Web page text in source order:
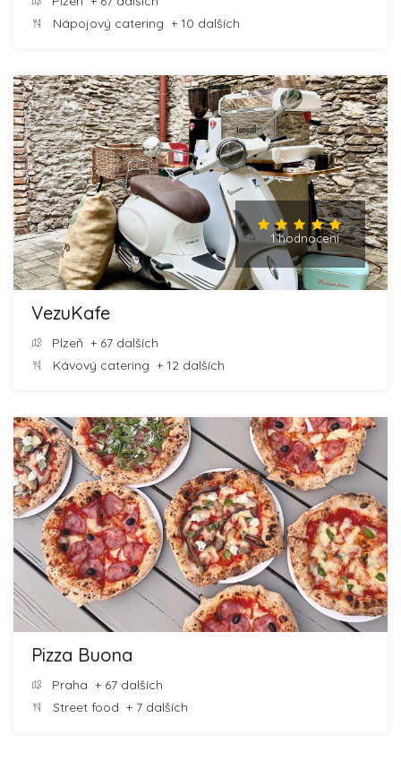
Nápojový catering + 10 dalších
1 hodnocení
VezuKafe
Plzeň + 67 dalších
Kávový catering + 12 dalších
Pizza Buona
Praha + 67 dalších
Street food + 7 dalších